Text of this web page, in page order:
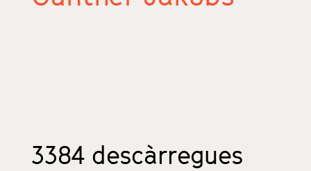
3384 descàrregues